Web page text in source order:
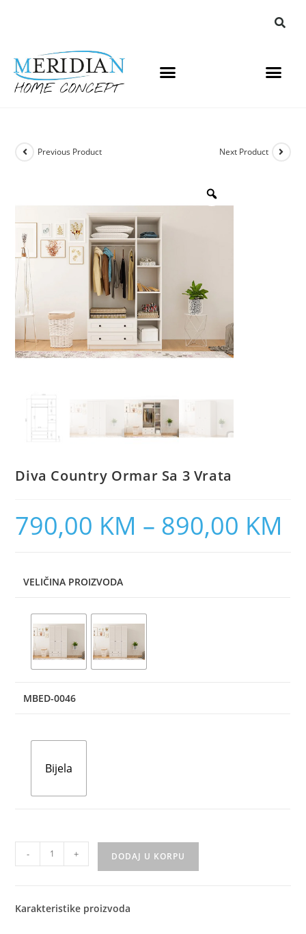
Previous Product Next Product
Diva Country Ormar Sa 3 Vrata
790,00 KM – 890,00 KM
VELIČINA PROIZVODA
MBED-0046
Bijela
- + DODAJ U KORPU
Karakteristike proizvoda